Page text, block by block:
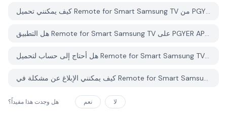
كيف يمكنني تحميل Remote for Smart Samsung TV من PGYER APK HUB؟
هل التطبيق Remote for Smart Samsung TV على PGYER APK HUB مجاني للتحميل؟
هل أحتاج إلى حساب لتحميل Remote for Smart Samsung TV من PGYER APK HUB؟
كيف يمكنني الإبلاغ عن مشكلة في Remote for Smart Samsung TV على PGYER APK HUB؟
هل وجدت هذا مفيداً؟ نعم لا